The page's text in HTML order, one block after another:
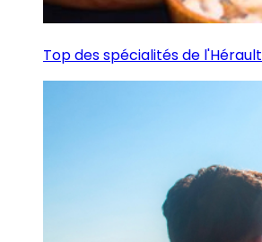
Top des spécialités de l'Hérault